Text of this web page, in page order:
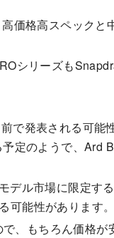
価格高スペックと
シリーズも
で発表される可能
定のようで、Ard
デル市場に限定す
能性があります。
、もちろん価格が